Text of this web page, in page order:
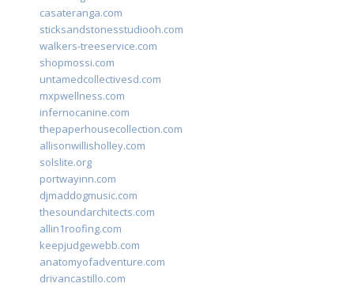
casateranga.com
sticksandstonesstudiooh.com
walkers-treeservice.com
shopmossi.com
untamedcollectivesd.com
mxpwellness.com
infernocanine.com
thepaperhousecollection.com
allisonwillisholley.com
solslite.org
portwayinn.com
djmaddogmusic.com
thesoundarchitects.com
allin1roofing.com
keepjudgewebb.com
anatomyofadventure.com
drivancastillo.com